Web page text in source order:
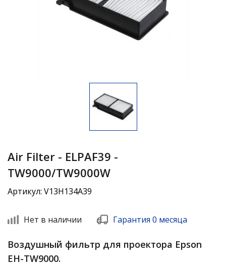
Air Filter - ELPAF39 -
TW9000/TW9000W
Артикул: V13H134A39
Нет в наличии Гарантия 0 месяца
Воздушный фильтр для проектора Epson
EH-TW9000.